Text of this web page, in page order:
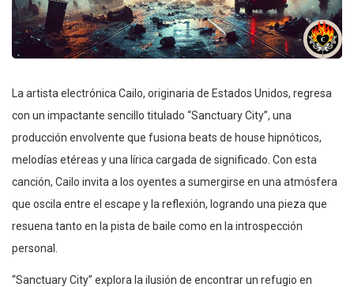
La artista electrónica Cailo, originaria de Estados Unidos, regresa
con un impactante sencillo titulado “Sanctuary City”, una
producción envolvente que fusiona beats de house hipnóticos,
melodías etéreas y una lírica cargada de significado. Con esta
canción, Cailo invita a los oyentes a sumergirse en una atmósfera
que oscila entre el escape y la reflexión, logrando una pieza que
resuena tanto en la pista de baile como en la introspección
personal.
“Sanctuary City” explora la ilusión de encontrar un refugio en